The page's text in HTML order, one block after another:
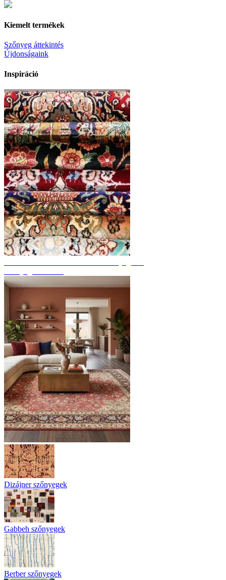
Kiemelt termékek
Szőnyeg áttekintés
Újdonságaink
Inspiráció
Dizájner szőnyegek
Gabbeh szőnyegek
Berber szőnyegek